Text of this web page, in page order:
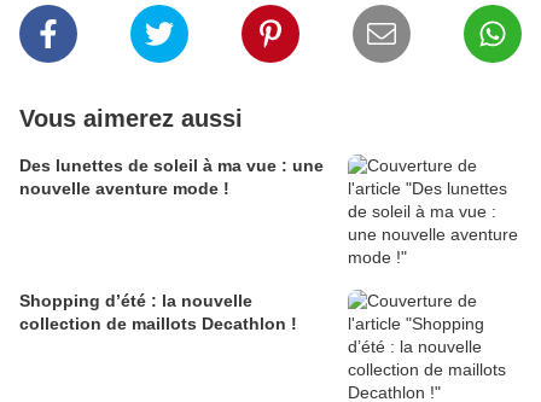
Vous aimerez aussi
Des lunettes de soleil à ma vue : une
nouvelle aventure mode !
Shopping d’été : la nouvelle
collection de maillots Decathlon !